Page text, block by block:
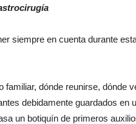
siempre en cuenta durante
familiar, dónde reunirse, dónde
debidamente guardados en
un botiquín de primeros